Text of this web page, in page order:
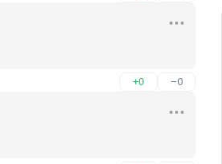
+0 –0